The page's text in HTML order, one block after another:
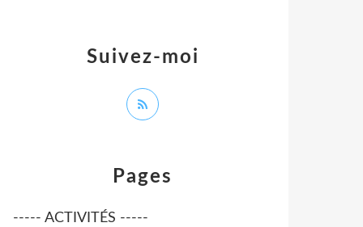
Pages
----- ACTIVITÉS -----
Suivez-moi